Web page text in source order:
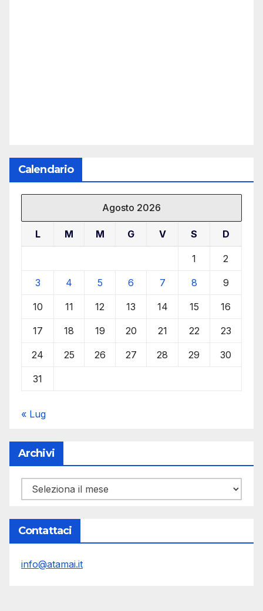
Calendario
Agosto 2026
L M M G V S D
1 2
3 4 5 6 7 8 9
10 11 12 13 14 15 16
17 18 19 20 21 22 23
24 25 26 27 28 29 30
31
« Lug
Archivi
Archivi
Contattaci
info@atamai.it